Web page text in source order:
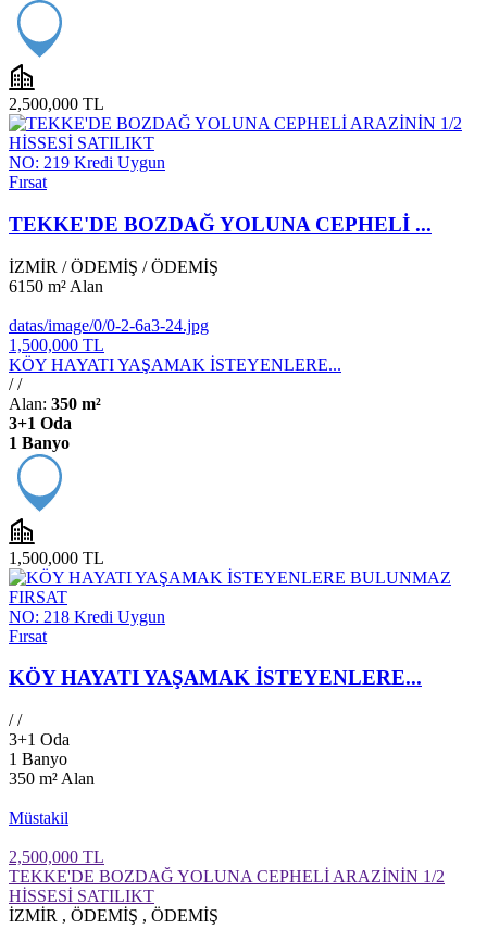
2,500,000 TL
NO: 219 Kredi Uygun
Fırsat
TEKKE'DE BOZDAĞ YOLUNA CEPHELİ ...
İZMİR /ÖDEMİŞ /ÖDEMİŞ
6150 m² Alan
datas/image/0/0-2-6a3-24.jpg
1,500,000 TL
KÖY HAYATI YAŞAMAK İSTEYENLERE...
/ /
Alan: 350 m²
3+1 Oda
1 Banyo
1,500,000 TL
NO: 218 Kredi Uygun
Fırsat
KÖY HAYATI YAŞAMAK İSTEYENLERE...
/ /
3+1 Oda
1 Banyo
350 m² Alan
Müstakil
2,500,000 TL
TEKKE'DE BOZDAĞ YOLUNA CEPHELİ ARAZİNİN 1/2
HİSSESİ SATILIKT
İZMİR , ÖDEMİŞ , ÖDEMİŞ